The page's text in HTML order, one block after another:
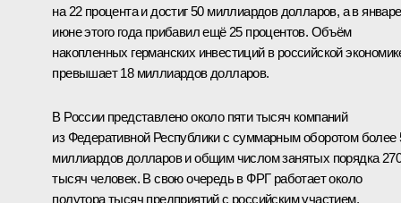
на 22 процента и достиг 50 миллиардов долларов, а в
июне этого года прибавил ещё 25 процентов. Объём
накопленных германских инвестиций в российской
превышает 18 миллиардов долларов.
В России представлено около пяти тысяч компаний
из Федеративной Республики с суммарным оборотом более
миллиардов долларов и общим числом занятых порядка 270
тысяч человек. В свою очередь в ФРГ работает около
полутора тысяч предприятий с российским участием,